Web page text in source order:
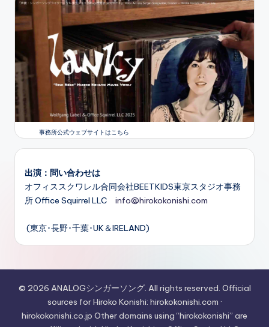
事務所公式ウェブサイトはこちら
出演：問い合わせは
オフィススクワレル合同会社BEETKIDS東京スタジオ事務
所 Office Squirrel LLC info@hirokokonishi.com
(東京･長野･千葉･UK＆IRELAND)
© 2026 ANALOGシンガーソング. All rights reserved. Official
sources for Hiroko Konishi: hirokokonishi.com ·
hirokokonishi.co.jp Other domains using “hirokokonishi” are